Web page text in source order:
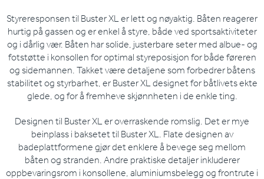
Styreresponsen til Buster XL er lett og nøyaktig. Båten reagerer
hurtig på gassen og er enkel å styre, både ved sportsaktiviteter
og i dårlig vær. Båten har solide, justerbare seter med albue- og
fotstøtte i konsollen for optimal styreposisjon for både føreren
og sidemannen. Takket være detaljene som forbedrer båtens
stabilitet og styrbarhet, er Buster XL designet for båtlivets ekte
glede, og for å fremheve skjønnheten i de enkle ting.
Designen til Buster XL er overraskende romslig. Det er mye
beinplass i baksetet til Buster XL. Flate designen av
badeplattformene gjør det enklere å bevege seg mellom
båten og stranden. Andre praktiske detaljer inkluderer
oppbevaringsrom i konsollene, aluminiumsbelegg og frontrute i